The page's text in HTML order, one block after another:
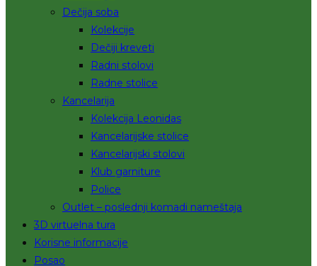
Dečija soba
Kolekcije
Dečiji kreveti
Radni stolovi
Radne stolice
Kancelarija
Kolekcija Leonidas
Kancelarijske stolice
Kancelarijski stolovi
Klub garniture
Police
Outlet – poslednji komadi nameštaja
3D virtuelna tura
Korisne informacije
Posao